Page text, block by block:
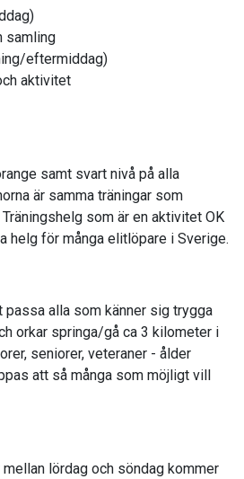
samling
eftermiddag)
aktivitet
samt svart nivå på alla
är samma träningar som
som är en aktivitet OK
helg för många elitlöpare i Sverige.
passa alla som känner sig trygga
orkar springa/gå ca 3 kilometer i
seniorer, veteraner - ålder
att så många som möjligt vill
lördag och söndag kommer